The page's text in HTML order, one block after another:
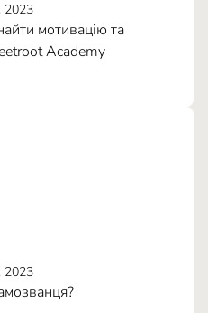
2023
мотивацію та
Academy
2023